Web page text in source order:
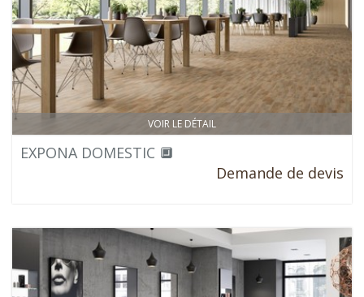
VOIR LE DÉTAIL
EXPONA DOMESTIC 🔲
Demande de devis